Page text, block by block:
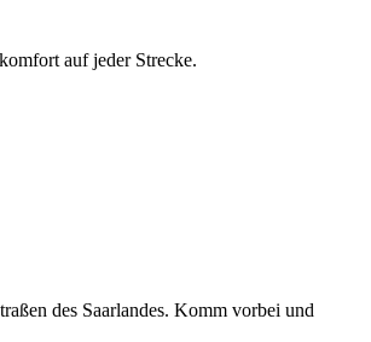
auf jeder Strecke.
des Saarlandes. Komm vorbei und